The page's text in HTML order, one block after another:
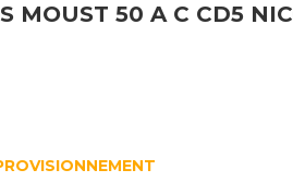
MOUST 50 A C CD5